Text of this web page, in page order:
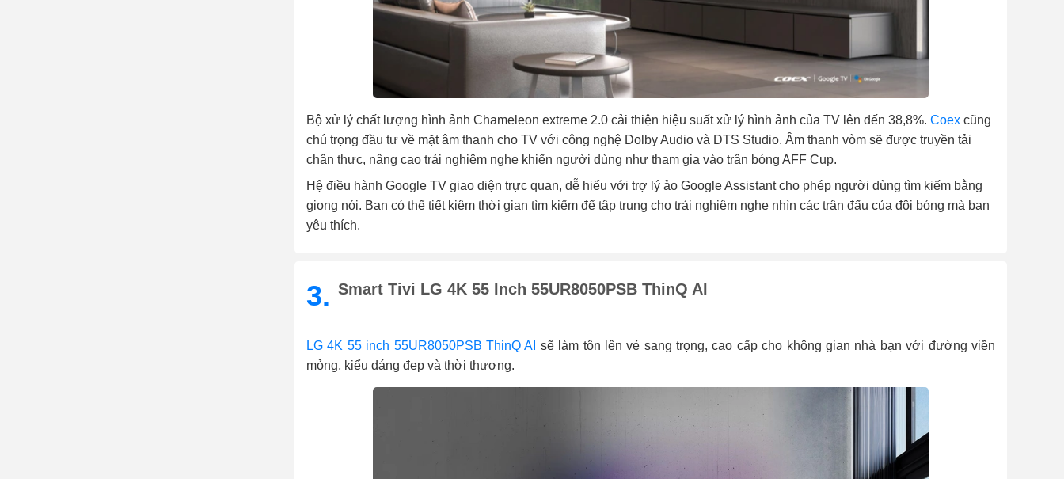
Bộ xử lý chất lượng hình ảnh Chameleon extreme 2.0 cải thiện hiệu suất xử lý hình ảnh của TV lên đến 38,8%. Coex cũng
chú trọng đầu tư về mặt âm thanh cho TV với công nghệ Dolby Audio và DTS Studio. Âm thanh vòm sẽ được truyền tải
chân thực, nâng cao trải nghiệm nghe khiến người dùng như tham gia vào trận bóng AFF Cup.
Hệ điều hành Google TV giao diện trực quan, dễ hiểu với trợ lý ảo Google Assistant cho phép người dùng tìm kiếm bằng
giọng nói. Bạn có thể tiết kiệm thời gian tìm kiếm để tập trung cho trải nghiệm nghe nhìn các trận đấu của đội bóng mà bạn
yêu thích.
3. Smart Tivi LG 4K 55 Inch 55UR8050PSB ThinQ AI
LG 4K 55 inch 55UR8050PSB ThinQ AI sẽ làm tôn lên vẻ sang trọng, cao cấp cho không gian nhà bạn với đường viền
mỏng, kiểu dáng đẹp và thời thượng.